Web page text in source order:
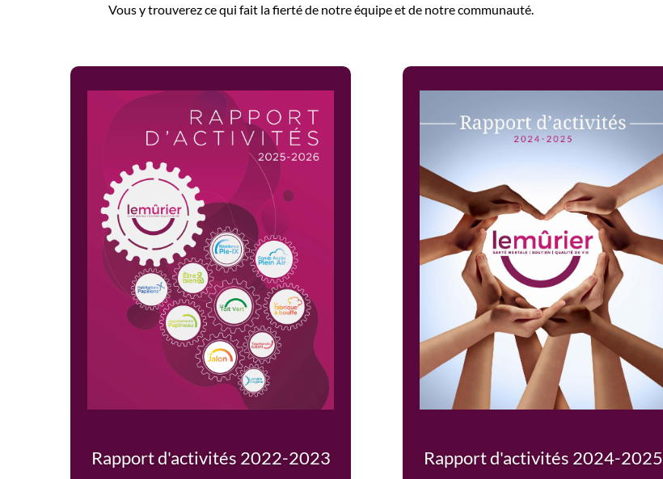
Vous y trouverez ce qui fait la fierté de notre équipe et de notre communauté.
Rapport d'activités 2022-2023 Rapport d'activités 2024-2025